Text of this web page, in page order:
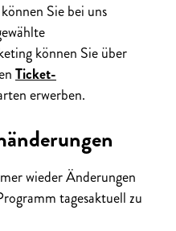
Sie bei uns
können Sie über
Ticket-
erwerben.
wieder Änderungen
tagesaktuell zu